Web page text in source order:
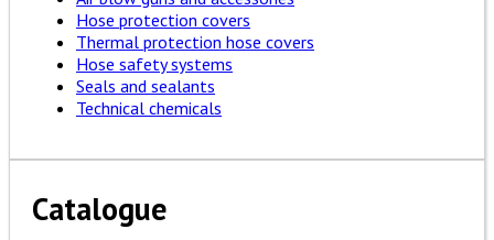
Hose protection covers
Thermal protection hose covers
Hose safety systems
Seals and sealants
Technical chemicals
Catalogue